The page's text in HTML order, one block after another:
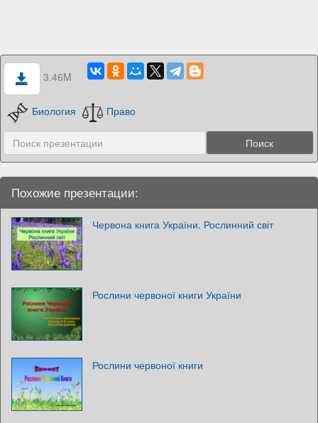
3.46M
Биология Право
Похожие презентации:
Червона книга України. Рослинний світ
Рослини червоної книги України
Рослини червоної книги